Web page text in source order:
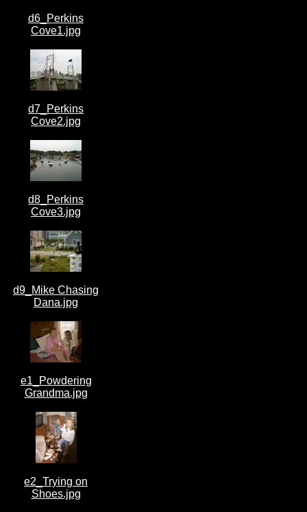
d6_Perkins
Cove1.jpg
d7_Perkins
Cove2.jpg
d8_Perkins
Cove3.jpg
d9_Mike Chasing
Dana.jpg
e1_Powdering
Grandma.jpg
e2_Trying on
Shoes.jpg